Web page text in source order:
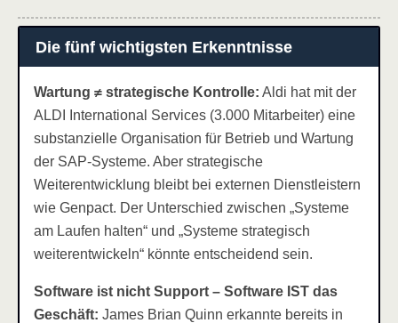
Die fünf wichtigsten Erkenntnisse
Wartung ≠ strategische Kontrolle: Aldi hat mit der
ALDI International Services (3.000 Mitarbeiter) eine
substanzielle Organisation für Betrieb und Wartung
der SAP-Systeme. Aber strategische
Weiterentwicklung bleibt bei externen Dienstleistern
wie Genpact. Der Unterschied zwischen „Systeme
am Laufen halten“ und „Systeme strategisch
weiterentwickeln“ könnte entscheidend sein.
Software ist nicht Support – Software IST das
Geschäft: James Brian Quinn erkannte bereits in